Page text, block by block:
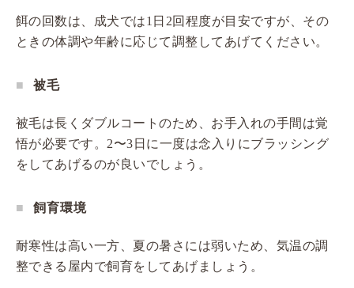
餌の回数は、成犬では1日2回程度が目安ですが、その
ときの体調や年齢に応じて調整してあげてください。
被毛
被毛は長くダブルコートのため、お手入れの手間は覚
悟が必要です。2〜3日に一度は念入りにブラッシング
をしてあげるのが良いでしょう。
飼育環境
耐寒性は高い一方、夏の暑さには弱いため、気温の調
整できる屋内で飼育をしてあげましょう。